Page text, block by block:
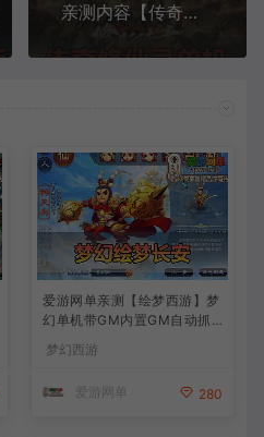
亲测内容【传奇修仙录】特色三职业传奇单机版 免虚拟机一键端 GM后台可改元宝金币等级等耐玩微变
爱游网单亲测【绘梦西游】梦
幻单机带GM内置GM自动抓
装教学
梦幻西游
爱游网单 280